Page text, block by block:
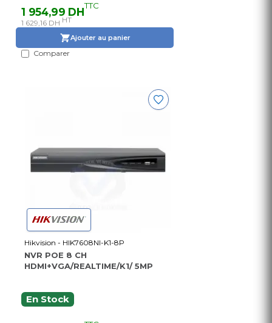
1 954,99 DHTTC
1 629,16 DH HT
Ajouter au panier
Comparer
Hikvision - HIK7608NI-K1-8P
NVR POE 8 CH
HDMI+VGA/REALTIME/K1/ 5MP
En Stock